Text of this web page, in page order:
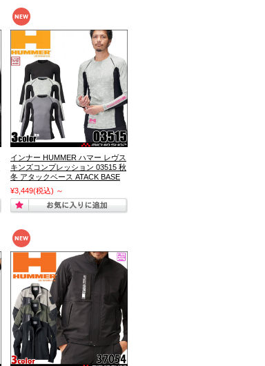
インナー HUMMER ハマー レヴス
キンズコンプレッション 03515 秋
冬 アタックベース ATACK BASE
¥3,449(税込) ～